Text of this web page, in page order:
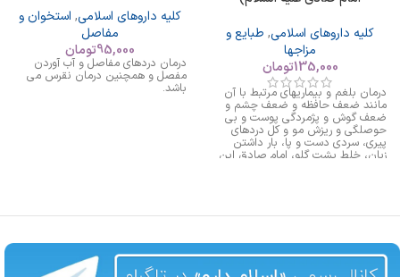
کلیه داروهای اسلامی, طبایع و
مزاجها
135,000تومان
درمان بلغم و بیماریهای مرتبط با آن
مانند ضعف حافظه و ضعف چشم و
ضعف گوش و پژمردگی پوست و بی
حوصلگی و ریزش مو و کل دردهای
پیری، سردی دست و پا، بار داشتن
زبان، خلط پشت گلو، امام صادق این
کلیه داروهای اسلامی, استخوان و
مفاصل
95,000تومان
درمان دردهای مفاصل و آب آوردن
مفصل و همچنین درمان نقرس می
باشد.